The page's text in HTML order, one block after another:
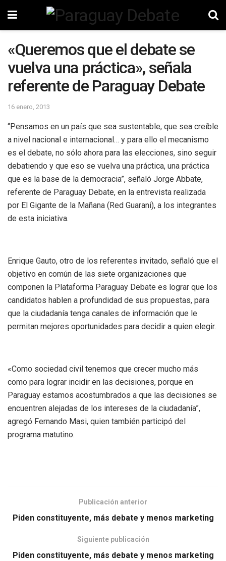
«Queremos que el debate se
vuelva una práctica», señala
referente de Paraguay Debate
16 enero, 2013
“Pensamos en un país que sea sustentable, que sea creíble
a nivel nacional e internacional… y para ello el mecanismo
es el debate, no sólo ahora para las elecciones, sino seguir
debatiendo y que eso se vuelva una práctica, una práctica
que es la base de la democracia”, señaló Jorge Abbate,
referente de Paraguay Debate, en la entrevista realizada
por El Gigante de la Mañana (Red Guarani), a los integrantes
de esta iniciativa.
Enrique Gauto, otro de los referentes invitado, señaló que el
objetivo en común de las siete organizaciones que
componen la Plataforma Paraguay Debate es lograr que los
candidatos hablen a profundidad de sus propuestas, para
que la ciudadanía tenga canales de información que le
permitan mejores oportunidades para decidir a quien elegir.
«Como sociedad civil tenemos que crecer mucho más
como para lograr incidir en las decisiones, porque en
Paraguay estamos acostumbrados a que las decisiones se
encuentren alejadas de los intereses de la ciudadanía”,
agregó Fernando Masi, quien también participó del
programa matutino.
Publicación anterior
Piden constituyente, más debate y menos marketing
Siguiente publicación
Piden constituyente, más debate y menos marketing